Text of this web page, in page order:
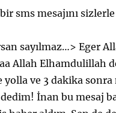
bir sms mesajını
sayılmaz…> Eger
Allah Elhamdulillah
yolla ve 3 dakika sonra
dedim! İnan bu mesaj